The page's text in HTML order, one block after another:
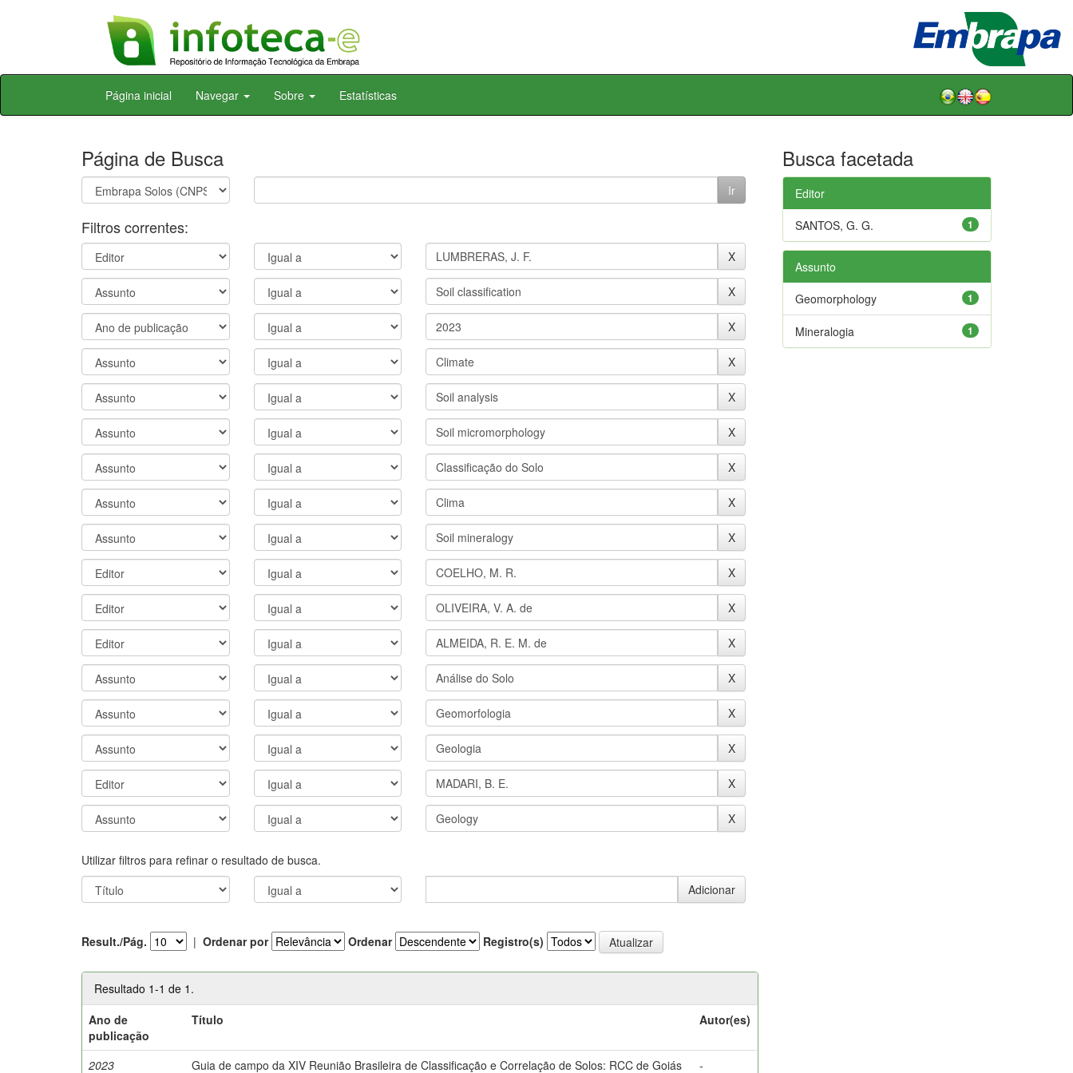
Skip
Página inicial Navegar Sobre Estatísticas
Página de Busca
Filtros correntes:
Utilizar filtros para refinar o resultado de busca.
Result./Pág. | Ordenar por Ordenar Registro(s)
Resultado 1-1 de 1.
Ano de
publicação
Título Autor(es)
2023
Guia de campo da XIV Reunião Brasileira de Classificação e Correlação de Solos: RCC de Goiás
-
Busca facetada
Editor
1
SANTOS, G. G.
Assunto
1
Geomorphology
1
Mineralogia